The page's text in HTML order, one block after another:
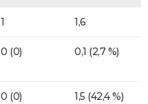
1 1,6
0 (0) 0,1 (2,7 %)
0 (0) 1,5 (42,4 %)